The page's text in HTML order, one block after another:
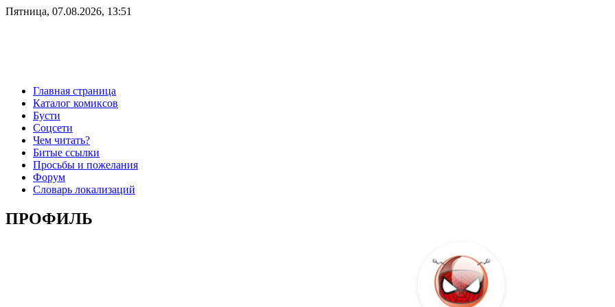
Пятница, 07.08.2026, 13:51
Главная страница
Каталог комиксов
Бусти
Соцсети
Чем читать?
Битые ссылки
Просьбы и пожелания
Форум
Словарь локализаций
ПРОФИЛЬ